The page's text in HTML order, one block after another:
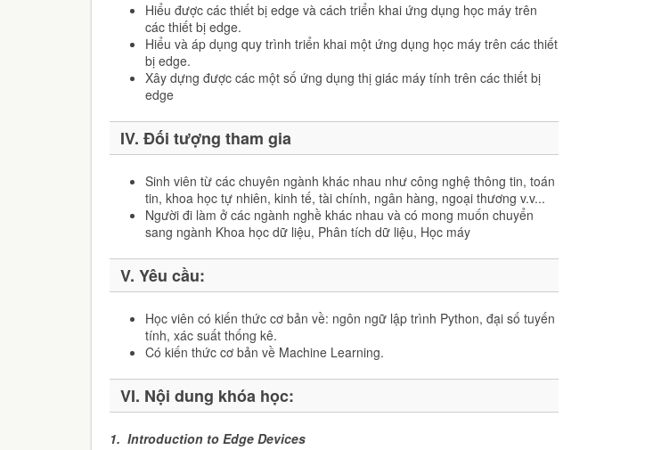
Hiểu được các thiết bị edge và cách triển khai ứng dụng học máy trên
các thiết bị edge.
Hiểu và áp dụng quy trình triển khai một ứng dụng học máy trên các thiết
bị edge.
Xây dựng được các một số ứng dụng thị giác máy tính trên các thiết bị
edge
IV. Đối tượng tham gia
Sinh viên từ các chuyên ngành khác nhau như công nghệ thông tin, toán
tin, khoa học tự nhiên, kinh tế, tài chính, ngân hàng, ngoại thương v.v...
Người đi làm ở các ngành nghề khác nhau và có mong muốn chuyển
sang ngành Khoa học dữ liệu, Phân tích dữ liệu, Học máy
V. Yêu cầu:
Học viên có kiến thức cơ bản về: ngôn ngữ lập trình Python, đại số tuyến
tính, xác suất thống kê.
Có kiến thức cơ bản về Machine Learning.
VI. Nội dung khóa học:
1. Introduction to Edge Devices